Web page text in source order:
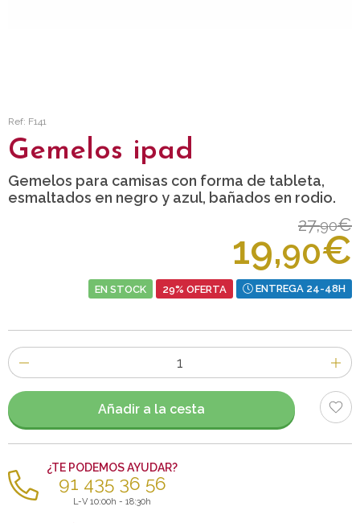
Ref: F141
Gemelos ipad
Gemelos para camisas con forma de tableta,
esmaltados en negro y azul, bañados en rodio.
27,90€
19,90€
EN STOCK 29% OFERTA ENTREGA 24-48H
Número
de
artículos
Añadir a la cesta
¿TE PODEMOS AYUDAR?
91 435 36 56
L-V 10:00h - 18:30h